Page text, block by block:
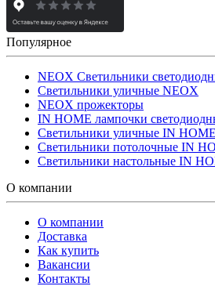
Популярное
NEOX Светильники
Светильники уличные NEOX
NEOX прожекторы
IN HOME лампочки
Светильники уличные IN HOME
Светильники потолочные IN
Светильники настольные IN
О компании
О компании
Доставка
Как купить
Вакансии
Контакты